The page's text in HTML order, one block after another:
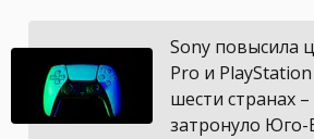
Sony повысила
Pro и
шести странах
затронуло